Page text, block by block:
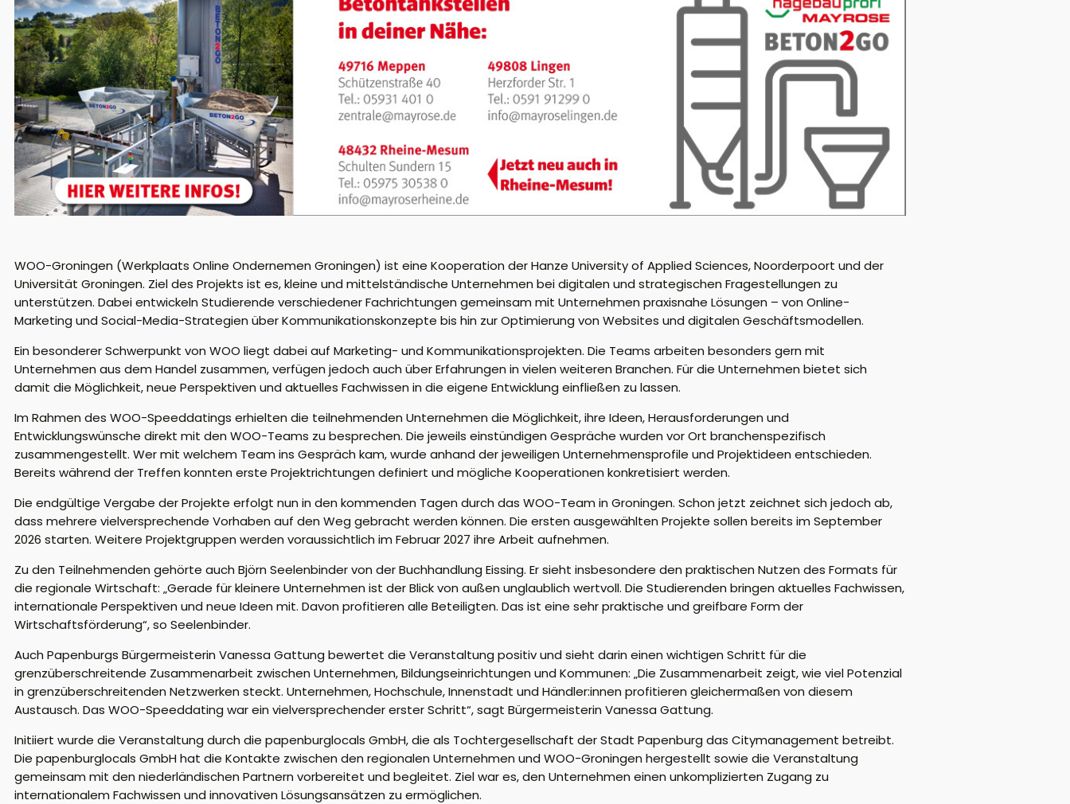
WOO-Groningen (Werkplaats Online Ondernemen Groningen) ist eine Kooperation der Hanze University of Applied Sciences, Noorderpoort und der
Universität Groningen. Ziel des Projekts ist es, kleine und mittelständische Unternehmen bei digitalen und strategischen Fragestellungen zu
unterstützen. Dabei entwickeln Studierende verschiedener Fachrichtungen gemeinsam mit Unternehmen praxisnahe Lösungen – von Online-
Marketing und Social-Media-Strategien über Kommunikationskonzepte bis hin zur Optimierung von Websites und digitalen Geschäftsmodellen.
Ein besonderer Schwerpunkt von WOO liegt dabei auf Marketing- und Kommunikationsprojekten. Die Teams arbeiten besonders gern mit
Unternehmen aus dem Handel zusammen, verfügen jedoch auch über Erfahrungen in vielen weiteren Branchen. Für die Unternehmen bietet sich
damit die Möglichkeit, neue Perspektiven und aktuelles Fachwissen in die eigene Entwicklung einfließen zu lassen.
Im Rahmen des WOO-Speeddatings erhielten die teilnehmenden Unternehmen die Möglichkeit, ihre Ideen, Herausforderungen und
Entwicklungswünsche direkt mit den WOO-Teams zu besprechen. Die jeweils einstündigen Gespräche wurden vor Ort branchenspezifisch
zusammengestellt. Wer mit welchem Team ins Gespräch kam, wurde anhand der jeweiligen Unternehmensprofile und Projektideen entschieden.
Bereits während der Treffen konnten erste Projektrichtungen definiert und mögliche Kooperationen konkretisiert werden.
Die endgültige Vergabe der Projekte erfolgt nun in den kommenden Tagen durch das WOO-Team in Groningen. Schon jetzt zeichnet sich jedoch ab,
dass mehrere vielversprechende Vorhaben auf den Weg gebracht werden können. Die ersten ausgewählten Projekte sollen bereits im September
2026 starten. Weitere Projektgruppen werden voraussichtlich im Februar 2027 ihre Arbeit aufnehmen.
Zu den Teilnehmenden gehörte auch Björn Seelenbinder von der Buchhandlung Eissing. Er sieht insbesondere den praktischen Nutzen des Formats für
die regionale Wirtschaft: „Gerade für kleinere Unternehmen ist der Blick von außen unglaublich wertvoll. Die Studierenden bringen aktuelles Fachwissen,
internationale Perspektiven und neue Ideen mit. Davon profitieren alle Beteiligten. Das ist eine sehr praktische und greifbare Form der
Wirtschaftsförderung“, so Seelenbinder.
Auch Papenburgs Bürgermeisterin Vanessa Gattung bewertet die Veranstaltung positiv und sieht darin einen wichtigen Schritt für die
grenzüberschreitende Zusammenarbeit zwischen Unternehmen, Bildungseinrichtungen und Kommunen: „Die Zusammenarbeit zeigt, wie viel Potenzial
in grenzüberschreitenden Netzwerken steckt. Unternehmen, Hochschule, Innenstadt und Händler:innen profitieren gleichermaßen von diesem
Austausch. Das WOO-Speeddating war ein vielversprechender erster Schritt“, sagt Bürgermeisterin Vanessa Gattung.
Initiiert wurde die Veranstaltung durch die papenburglocals GmbH, die als Tochtergesellschaft der Stadt Papenburg das Citymanagement betreibt.
Die papenburglocals GmbH hat die Kontakte zwischen den regionalen Unternehmen und WOO-Groningen hergestellt sowie die Veranstaltung
gemeinsam mit den niederländischen Partnern vorbereitet und begleitet. Ziel war es, den Unternehmen einen unkomplizierten Zugang zu
internationalem Fachwissen und innovativen Lösungsansätzen zu ermöglichen.